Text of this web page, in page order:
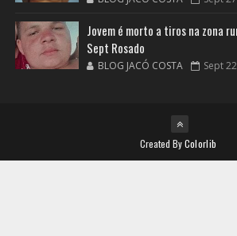
Jovem é morto a tiros na zona
Sept Rosado
BLOG JACÓ COSTA Sept
Created ByColorlib